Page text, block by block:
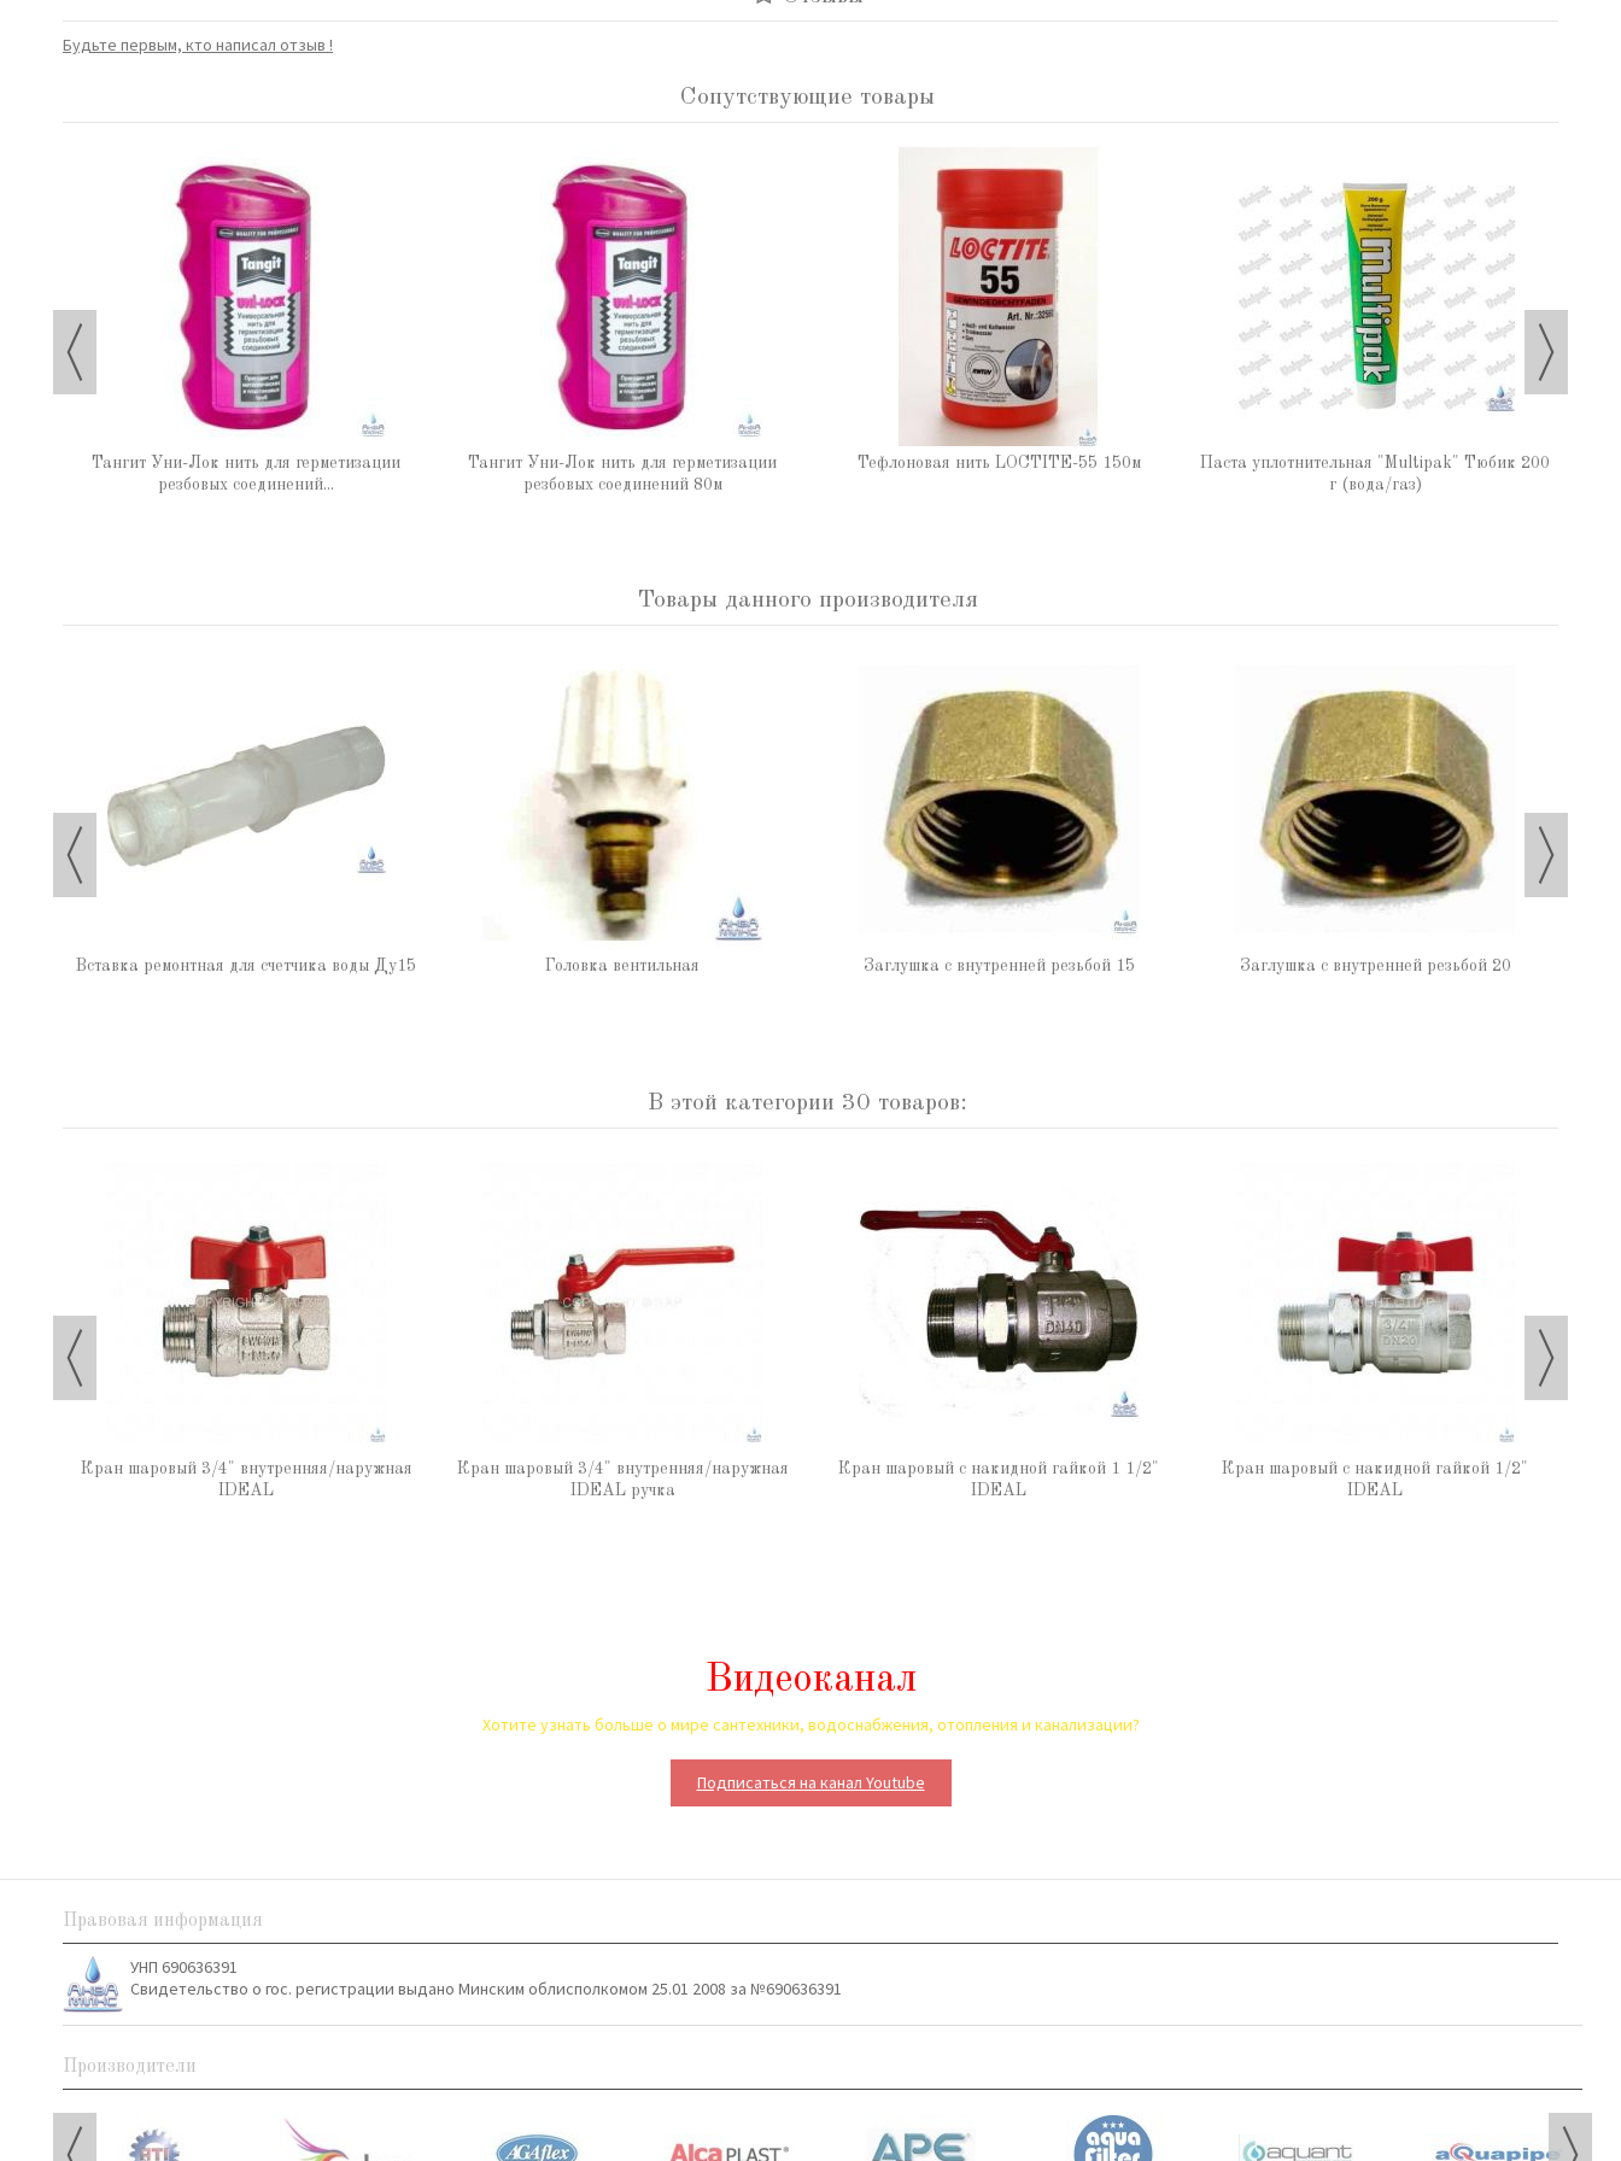
Будьте первым, кто написал отзыв !
Сопутствующие товары
Тангит Уни-Лок нить для герметизации
резбовых соединений...
Тангит Уни-Лок нить для герметизации
резбовых соединений 80м
Тефлоновая нить LOCTITE-55 150м
Паста уплотнительная "Multipak" Тюбик 200
г (вода/газ)
Товары данного производителя
Вставка ремонтная для счетчика воды Ду15 Головка вентильная Заглушка с внутренней резьбой 15 Заглушка с внутренней резьбой 20
В этой категории 30 товаров:
Кран шаровый 3/4" внутренняя/наружная
IDEAL
Кран шаровый 3/4" внутренняя/наружная
IDEAL ручка
Кран шаровый с накидной гайкой 1 1/2"
IDEAL
Кран шаровый с накидной гайкой 1/2"
IDEAL
Видеоканал
Хотите узнать больше о мире сантехники, водоснабжения, отопления и канализации?
Подписаться на канал Youtube
Правовая информация
УНП 690636391
Свидетельство о гос. регистрации выдано Минским облисполкомом 25.01 2008 за №690636391
Производители